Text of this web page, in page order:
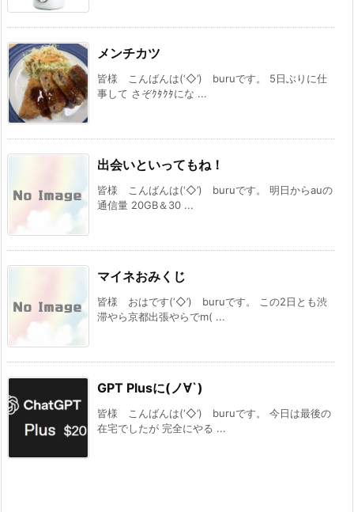
メンチカツ
皆様 こんばんは(‘◇’)ゞburuです。 5日ぶりに仕
事して さぞｸﾀｸﾀにな ...
出会いといってもね！
皆様 こんばんは(‘◇’)ゞburuです。 明日からauの
通信量 20GB＆30 ...
マイネおみくじ
皆様 おはです(‘◇’)ゞburuです。 この2日とも渋
滞やら京都出張やらでm( ...
GPT Plusに(ノ∀`)
皆様 こんばんは(‘◇’)ゞburuです。 今日は最後の
在宅でしたが 完全にやる ...